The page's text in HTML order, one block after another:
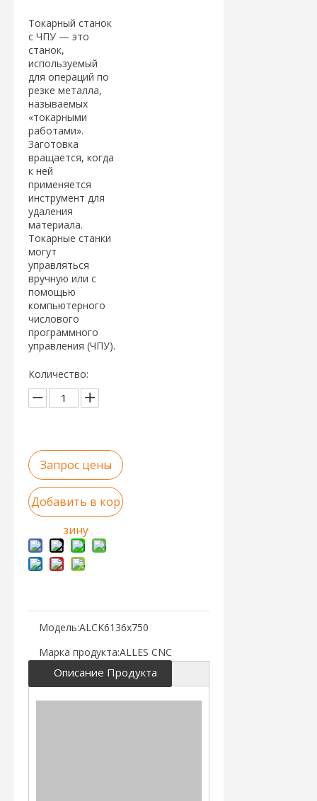
Токарный станок
с ЧПУ — это
станок,
используемый
для операций по
резке металла,
называемых
«токарными
работами».
Заготовка
вращается, когда
к ней
применяется
инструмент для
удаления
материала.
Токарные станки
могут
управляться
вручную или с
помощью
компьютерного
числового
программного
управления (ЧПУ).
Количество:
Запрос цены
Добавить в кор
зину
Модель:ALCK6136x750
Марка продукта:ALLES CNC
Описание Продукта